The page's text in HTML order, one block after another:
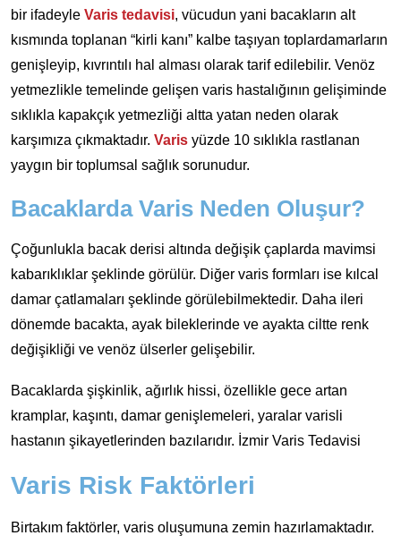
bir ifadeyle Varis tedavisi, vücudun yani bacakların alt
kısmında toplanan “kirli kanı” kalbe taşıyan toplardamarların
genişleyip, kıvrıntılı hal alması olarak tarif edilebilir. Venöz
yetmezlikle temelinde gelişen varis hastalığının gelişiminde
sıklıkla kapakçık yetmezliği altta yatan neden olarak
karşımıza çıkmaktadır. Varis yüzde 10 sıklıkla rastlanan
yaygın bir toplumsal sağlık sorunudur.
Bacaklarda Varis Neden Oluşur?
Çoğunlukla bacak derisi altında değişik çaplarda mavimsi
kabarıklıklar şeklinde görülür. Diğer varis formları ise kılcal
damar çatlamaları şeklinde görülebilmektedir. Daha ileri
dönemde bacakta, ayak bileklerinde ve ayakta ciltte renk
değişikliği ve venöz ülserler gelişebilir.
Bacaklarda şişkinlik, ağırlık hissi, özellikle gece artan
kramplar, kaşıntı, damar genişlemeleri, yaralar varisli
hastanın şikayetlerinden bazılarıdır. İzmir Varis Tedavisi
Varis Risk Faktörleri
Birtakım faktörler, varis oluşumuna zemin hazırlamaktadır.